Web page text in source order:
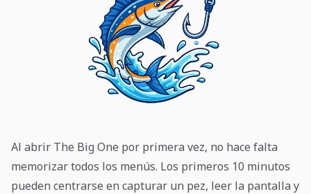
Al abrir The Big One por primera vez, no hace falta
memorizar todos los menús. Los primeros 10 minutos
pueden centrarse en capturar un pez, leer la pantalla y